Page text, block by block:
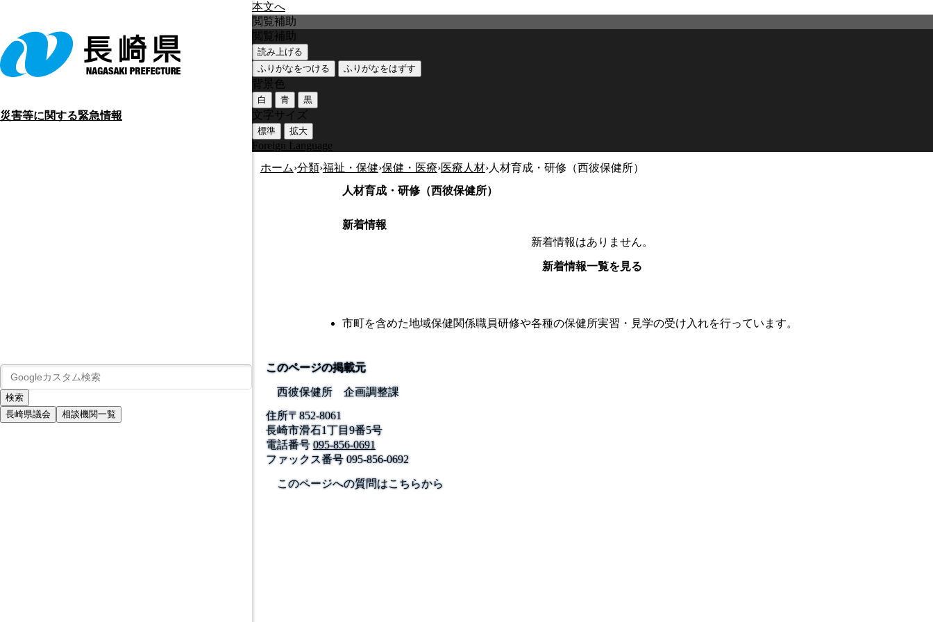
本文へ
災害等に関する緊急情報
長崎県議会 相談機関一覧
閲覧補助
閲覧補助
読み上げる
ふりがなをつける
ふりがなをはずす
背景色
白 青 黒
文字サイズ
標準 拡大
Foreign Language
ホーム›分類›福祉・保健›保健・医療›医療人材›人材育成・研修（西彼保健所）
人材育成・研修（西彼保健所）
新着情報
新着情報はありません。
新着情報一覧を見る
市町を含めた地域保健関係職員研修や各種の保健所実習・見学の受け入れを行っています。
このページの掲載元
西彼保健所 企画調整課
住所〒852-8061
長崎市滑石1丁目9番5号
電話番号 095-856-0691
ファックス番号095-856-0692
このページへの質問はこちらから
公式SNS
このサイトについて
長崎県庁